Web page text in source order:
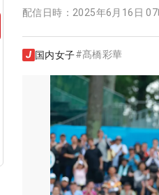
配信日時： 2025年6月16日
国内女子#髙橋彩華